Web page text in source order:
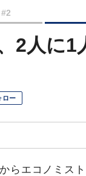
#2
2人に1
ロー
らエコノミス